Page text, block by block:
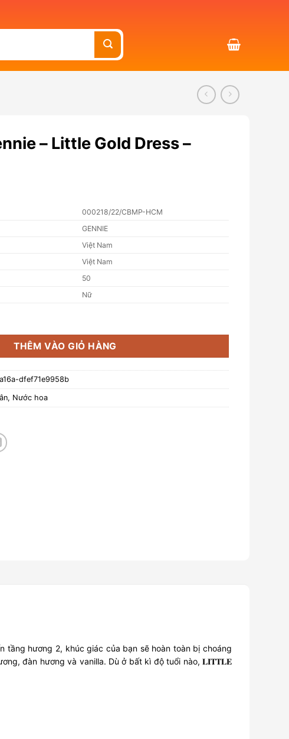
– Little Gold Dress –
000218/22/CBMP-HCM
GENNIE
Việt Nam
Việt Nam
50
Nữ
Dress - 50ml số lượng
THÊM VÀO GIỎ HÀNG
dfef71e9958b
, Nước hoa
tầng hương 2, khúc giác của bạn sẽ hoàn toàn bị choáng
đàn hương và vanilla. Dù ở bất kì độ tuổi nào, 𝐋𝐈𝐓𝐓𝐋𝐄